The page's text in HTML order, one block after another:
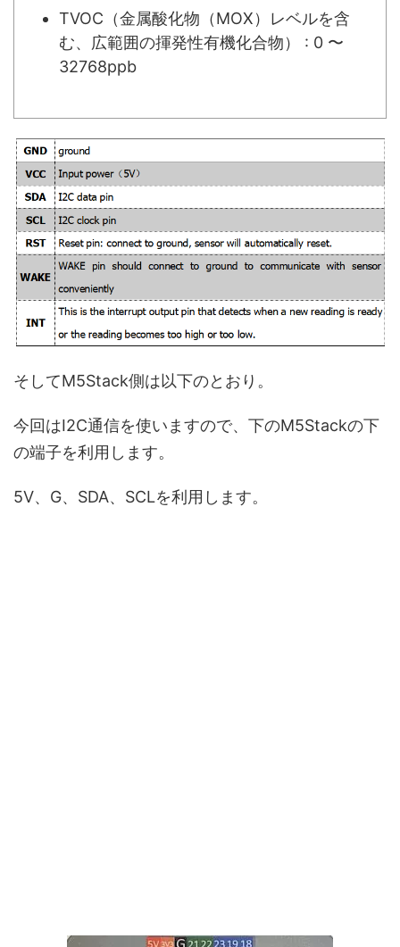
TVOC（金属酸化物（MOX）レベルを含
む、広範囲の揮発性有機化合物） : 0 〜
32768ppb
そしてM5Stack側は以下のとおり。
今回はI2C通信を使いますので、下のM5Stackの下
の端子を利用します。
5V、G、SDA、SCLを利用します。